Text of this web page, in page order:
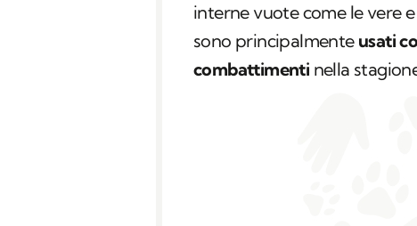
interne vuote come le vere
sono principalmente usati
combattimenti nella